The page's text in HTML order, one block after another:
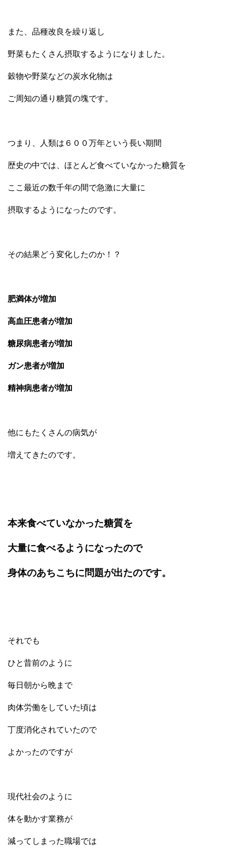
また、品種改良を繰り返し
野菜もたくさん摂取するようになりました。
穀物や野菜などの炭水化物は
ご周知の通り糖質の塊です。
つまり、人類は６００万年という長い期間
歴史の中では、ほとんど食べていなかった糖質を
ここ最近の数千年の間で急激に大量に
摂取するようになったのです。
その結果どう変化したのか！？
肥満体が増加
高血圧患者が増加
糖尿病患者が増加
ガン患者が増加
精神病患者が増加
他にもたくさんの病気が
増えてきたのです。
本来食べていなかった糖質を
大量に食べるようになったので
身体のあちこちに問題が出たのです。
それでも
ひと昔前のように
毎日朝から晩まで
肉体労働をしていた頃は
丁度消化されていたので
よかったのですが
現代社会のように
体を動かす業務が
減ってしまった職場では